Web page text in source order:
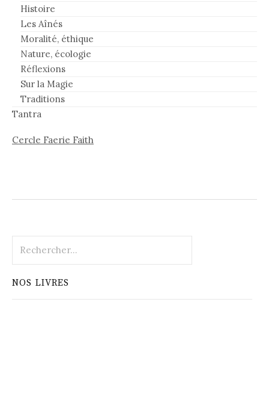
Histoire
Les Aînés
Moralité, éthique
Nature, écologie
Réflexions
Sur la Magie
Traditions
Tantra
Cercle Faerie Faith
NOS LIVRES